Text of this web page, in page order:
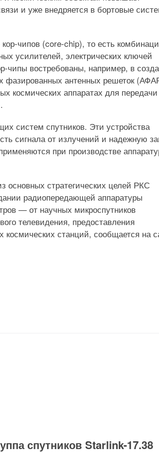
и уже внедряется в бортовые
чипов (core-chip), то есть
усилителей, электрических ключей
чипы востребованы, например, в
фазированных антенных решеток
космических аппаратах для передачи
систем спутников. Эти устройства
сигнала от излучений и надежную
при производстве
стратегических целей РКС
радиопередающей аппаратуры
— от научных микроспутников
телевидения, предоставления
космических станций, сообщается на
спутников Starlink-17.38